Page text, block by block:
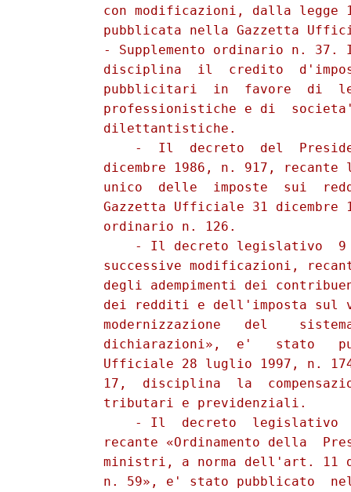
con modificazioni, dalla legge
pubblicata nella Gazzetta
- Supplemento ordinario n. 37.
disciplina  il  credito
pubblicitari  in  favore  di
professionistiche e di
          dilettantistiche.
-  Il  decreto  del
dicembre 1986, n. 917, recante
unico  delle  imposte  sui
Gazzetta Ufficiale 31 dicembre
          ordinario n. 126.
- Il decreto legislativo
successive modificazioni,
degli adempimenti dei
dei redditi e dell'imposta sul
modernizzazione   del
dichiarazioni»,  e'   stato
Ufficiale 28 luglio 1997, n.
17,  disciplina  la
          tributari e previdenziali.
- Il  decreto  legislativo
recante «Ordinamento della
ministri, a norma dell'art. 11
n. 59», e' stato pubblicato